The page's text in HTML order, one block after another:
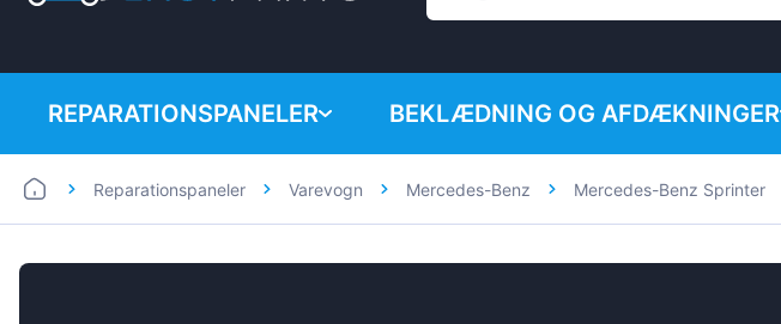
REPARATIONSPANELER
Bil
BEKLÆDNING OG AFDÆKNINGER
BMW
Reparationspaneler Varevogn Mercedes-Benz Mercedes-Benz Sprinter